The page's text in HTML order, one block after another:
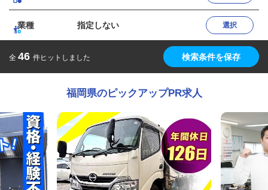
業種 指定しない 選択
全 46 件ヒットしました 検索条件を保存
福岡県のピックアップPR求人